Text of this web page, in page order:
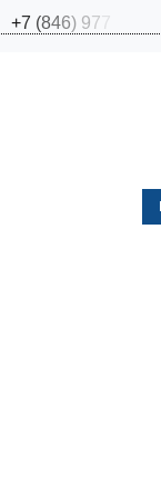
+7 (846) 977